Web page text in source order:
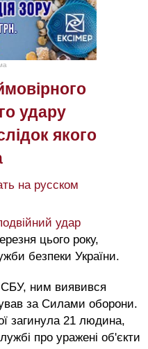
удару
якого
на русском
удар
цього року,
безпеки України.
СБУ, ним виявився
за Силами оборони.
загинула 21 людина,
про уражені об'єкти